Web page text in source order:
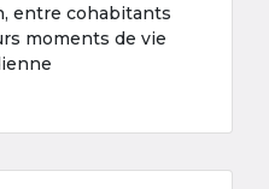
entre cohabitants
moments de vie